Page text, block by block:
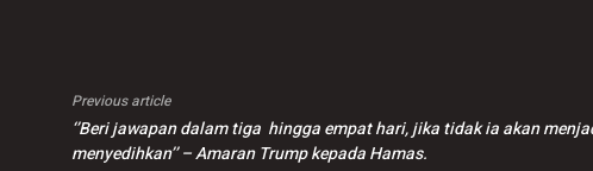
Previous article
‘’Beri jawapan dalam tiga hingga empat hari, jika tidak ia akan
menyedihkan’’ – Amaran Trump kepada Hamas.